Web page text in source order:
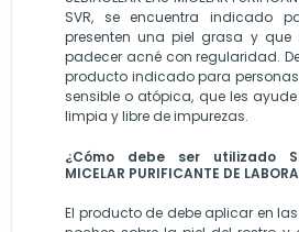
SVR, se encuentra indicado
presenten una piel grasa y que
padecer acné con regularidad.
producto indicado para
sensible o atópica, que les
limpia y libre de impurezas.
¿Cómo debe ser utilizado
MICELAR PURIFICANTE DE
El producto de debe aplicar en